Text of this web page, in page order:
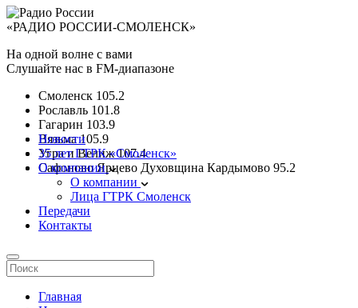
«РАДИО РОССИИ-СМОЛЕНСК»
На одной волне с вами
Слушайте нас в FM-диапазоне
Смоленск 105.2
Рославль 101.8
Гагарин 103.9
Вязьма 105.9
Угра и Велиж 107.4
Сафоново Ярцево Духовщина Кардымово 95.2
Новости
35 лет ГТРК «Смоленск»
О компании
О компании
Лица ГТРК Смоленск
Передачи
Контакты
Главная